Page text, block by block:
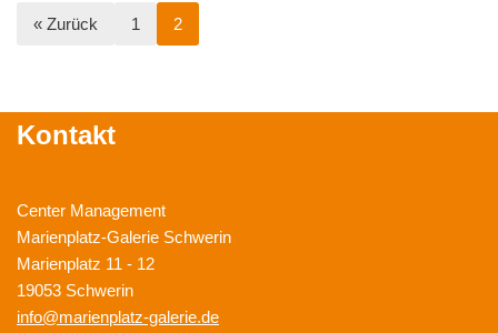
« Zurück 1 2
Kontakt
Center Management
Marienplatz-Galerie Schwerin
Marienplatz 11 - 12
19053 Schwerin
info@marienplatz-galerie.de